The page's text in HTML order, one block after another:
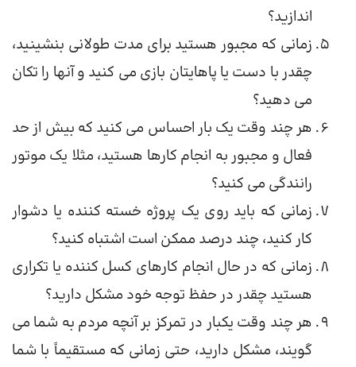
اندازید؟
زمانی که مجبور هستید برای مدت طولانی بنشینید،
چقدر با دست یا پاهایتان بازی می کنید و آنها را تکان
می دهید؟
هر چند وقت یک بار احساس می کنید که بیش از حد
فعال و مجبور به انجام کارها هستید، مثلا یک موتور
رانندگی می کنید؟
زمانی که باید روی یک پروژه خسته کننده یا دشوار
کار کنید، چند درصد ممکن است اشتباه کنید؟
زمانی که در حال انجام کارهای کسل کننده یا تکراری
هستید چقدر در حفظ توجه خود مشکل دارید؟
هر چند وقت یکبار در تمرکز بر آنچه مردم به شما می
گویند، مشکل دارید، حتی زمانی که مستقیماً با شما